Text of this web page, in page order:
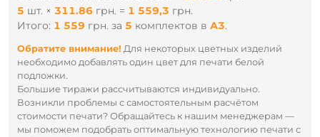
5 шт. × 311.86 грн. = 1 559,3 грн.
Итого: 1 559 грн. за 5 комплектов в А3.
Обратите внимание! Для некоторых цветных изделий
необходимо добавлять один цвет для печати белой
подложки.
Большие тиражи рассчитываются индивидуально.
Возникли проблемы с самостоятельным расчётом
стоимости печати? Обращайтесь к нашим менеджерам —
мы поможем подобрать оптимальную технологию печати с